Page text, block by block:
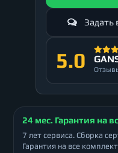
Задать
5.0
24 мес. Гарантия на
7 лет сервиса. Сборка
Гарантия на все